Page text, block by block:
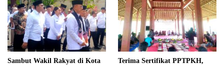
Sambut Wakil Rakyat di Kota
Terima Sertifikat PPTPKH,